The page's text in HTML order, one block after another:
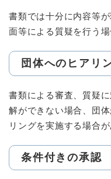
書類では十分に内容等
面等による質疑を行う場
団体へのヒアリ
書類による審査、質疑
解ができない場合、団
リングを実施する場合が
条件付きの承認